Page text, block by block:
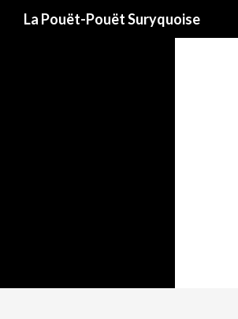
La Pouët-Pouët Suryquoise